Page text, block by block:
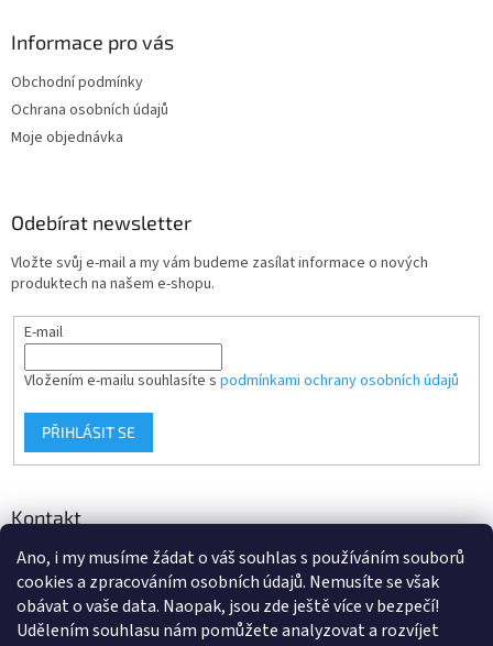
Ano, i my musíme žádat o váš souhlas s používáním souborů
cookies a zpracováním osobních údajů. Nemusíte se však
obávat o vaše data. Naopak, jsou zde ještě více v bezpečí!
Udělením souhlasu nám pomůžete analyzovat a rozvíjet
Informace pro vás
Obchodní podmínky
Ochrana osobních údajů
Moje objednávka
Odebírat newsletter
Vložte svůj e-mail a my vám budeme zasílat informace o nových
produktech na našem e-shopu.
E-mail
Vložením e-mailu souhlasíte s podmínkami ochrany osobních údajů
PŘIHLÁSIT SE
Kontakt
info@d-klima.cz
+420 517 357 288